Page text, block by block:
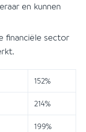
en kunnen
financiële sector
152%
214%
199%